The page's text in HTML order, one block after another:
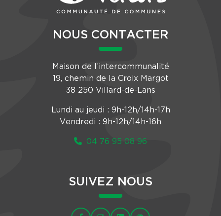
NOUS CONTACTER
Maison de l’intercommunalité
19, chemin de la Croix Margot
38 250 Villard-de-Lans
Lundi au jeudi : 9h-12h/14h-17h
Vendredi : 9h-12h/14h-16h
04 76 95 08 96
SUIVEZ NOUS